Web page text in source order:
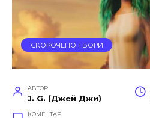
СКОРОЧЕНО ТВОРИ
АВТОР
J. G. (Джей Джи)
КОМЕНТАРІ